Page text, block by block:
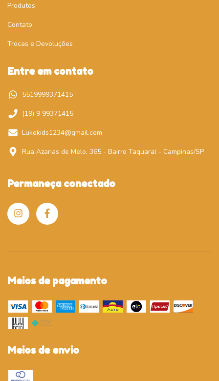
Produtos
Contato
Trocas e Devoluções
Entre em contato
5519999371415
(19) 9 99371415
Lukekids1234@gmail.com
Rua Azarias de Melo, 365 - Bairro Taquaral - Campinas/SP
Permaneça conectado
Meios de pagamento
Meios de envio